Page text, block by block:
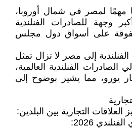
مهمًا لمصر في شمال أوروبا،
وجهة للصادرات الفنلندية
متفوقة على أسواق دول مجلس
إلى مصر لا تزال تمثل
الصادرات الفنلندية العالمية،
بلغت نحو 111 مليار يورو، مما يشير بوضوح إلى
التجارية بين البلدين: